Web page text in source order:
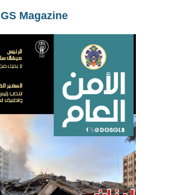
GS Magazine